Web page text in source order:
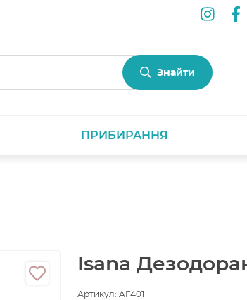
Знайти
ПРИБИРАННЯ
Isana
Артикул: AF401